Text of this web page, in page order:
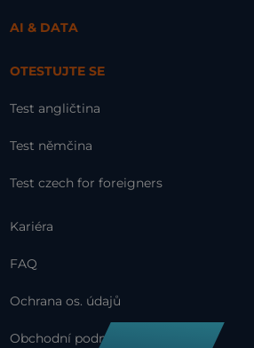
AI & DATA
OTESTUJTE SE
Test angličtina
Test němčina
Test czech for foreigners
Kariéra
FAQ
Ochrana os. údajů
Obchodní podmínky